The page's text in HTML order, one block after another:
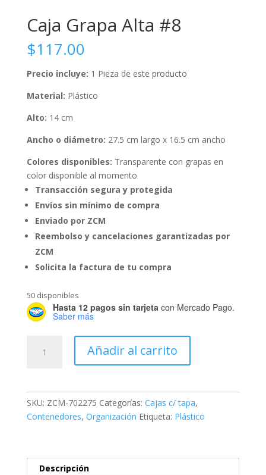
Caja Grapa Alta #8
$117.00
Precio incluye: 1 Pieza de este producto
Material: Plástico
Alto: 14 cm
Ancho o diámetro: 27.5 cm largo x 16.5 cm ancho
Colores disponibles: Transparente con grapas en
color disponible al momento
Transacción segura y protegida
Envíos sin mínimo de compra
Enviado por ZCM
Reembolso y cancelaciones garantizadas por
ZCM
Solicita la factura de tu compra
50 disponibles
Hasta 12 pagos sin tarjetacon Mercado Pago.
Saber más
Grapa
Añadir al carrito
SKU: ZCM-702275 Categorías: Cajas c/ tapa,
Contenedores, Organización Etiqueta: Plástico
Descripción